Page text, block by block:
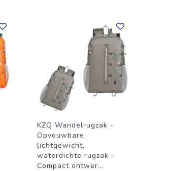
KZQ Wandelrugzak -
Opvouwbare,
lichtgewicht,
waterdichte rugzak -
Compact ontwer...